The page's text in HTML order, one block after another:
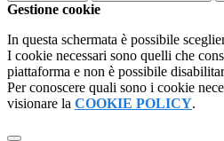
Gestione cookie
In questa schermata è possibile
I cookie necessari sono quelli che
piattaforma e non è possibile
Per conoscere quali sono i cookie
visionare la COOKIE POLICY.